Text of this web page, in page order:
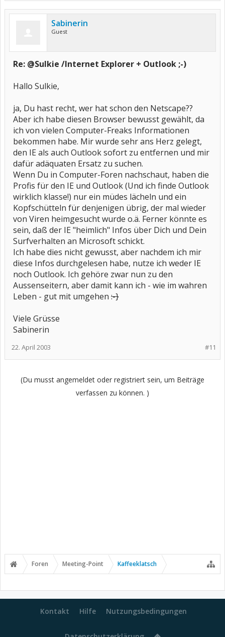
Sabinerin
Guest
Re: @Sulkie /Internet Explorer + Outlook ;-)
Hallo Sulkie,
ja, Du hast recht, wer hat schon den Netscape??
Aber ich habe diesen Browser bewusst gewählt, da
ich von vielen Computer-Freaks Informationen
bekommen habe. Mir wurde sehr ans Herz gelegt,
den IE als auch Outlook sofort zu entfernen und mir
dafür adäquaten Ersatz zu suchen.
Wenn Du in Computer-Foren nachschaut, haben die
Profis für den IE und Outlook (Und ich finde Outlook
wirklich klasse!) nur ein müdes lächeln und ein
Kopfschütteln für denjenigen übrig, der mal wieder
von Viren heimgesucht wurde o.ä. Ferner könnte es
sein, daß der IE "heimlich" Infos über Dich und Dein
Surfverhalten an Microsoft schickt.
Ich habe dies nicht gewusst, aber nachdem ich mir
diese Infos durchgelesen habe, nutze ich weder IE
noch Outlook. Ich gehöre zwar nun zu den
Aussenseitern, aber damit kann ich - wie im wahren
Leben - gut mit umgehen :-}
Viele Grüsse
Sabinerin
#11
22. April 2003
(Du musst angemeldet oder registriert sein, um Beiträge
verfassen zu können. )
Foren Meeting-Point Kaffeeklatsch
Kontakt Hilfe Nutzungsbedingungen